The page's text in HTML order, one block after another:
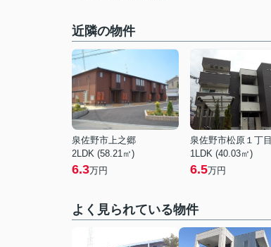
近隣の物件
泉佐野市上之郷
2LDK (58.21㎡)
6.3万円
泉佐野市松原１丁目
1LDK (40.03㎡)
6.5万円
よく見られている物件